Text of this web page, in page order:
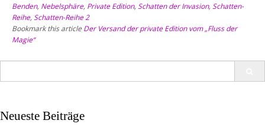
Benden, Nebelsphäre, Private Edition, Schatten der Invasion, Schatten-
Reihe, Schatten-Reihe 2
Bookmark this article Der Versand der private Edition vom „Fluss der
Magie“
Neueste Beiträge